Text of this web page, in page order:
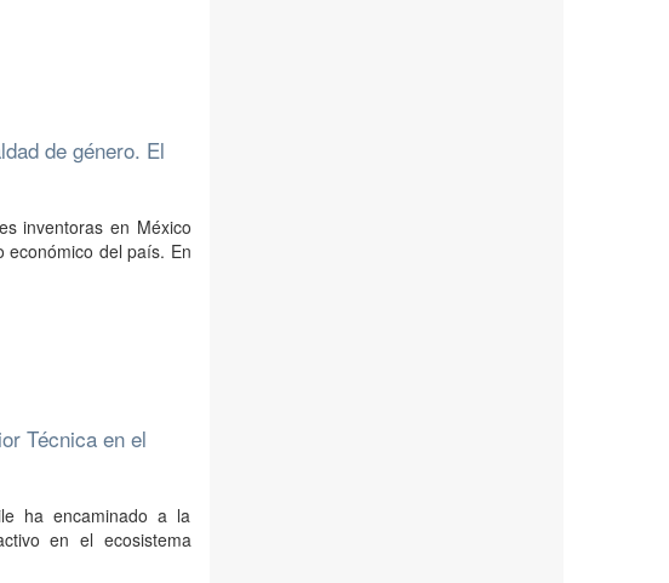
de género. El
inventoras en México
económico del país. En
Técnica en el
ha encaminado a la
en el ecosistema